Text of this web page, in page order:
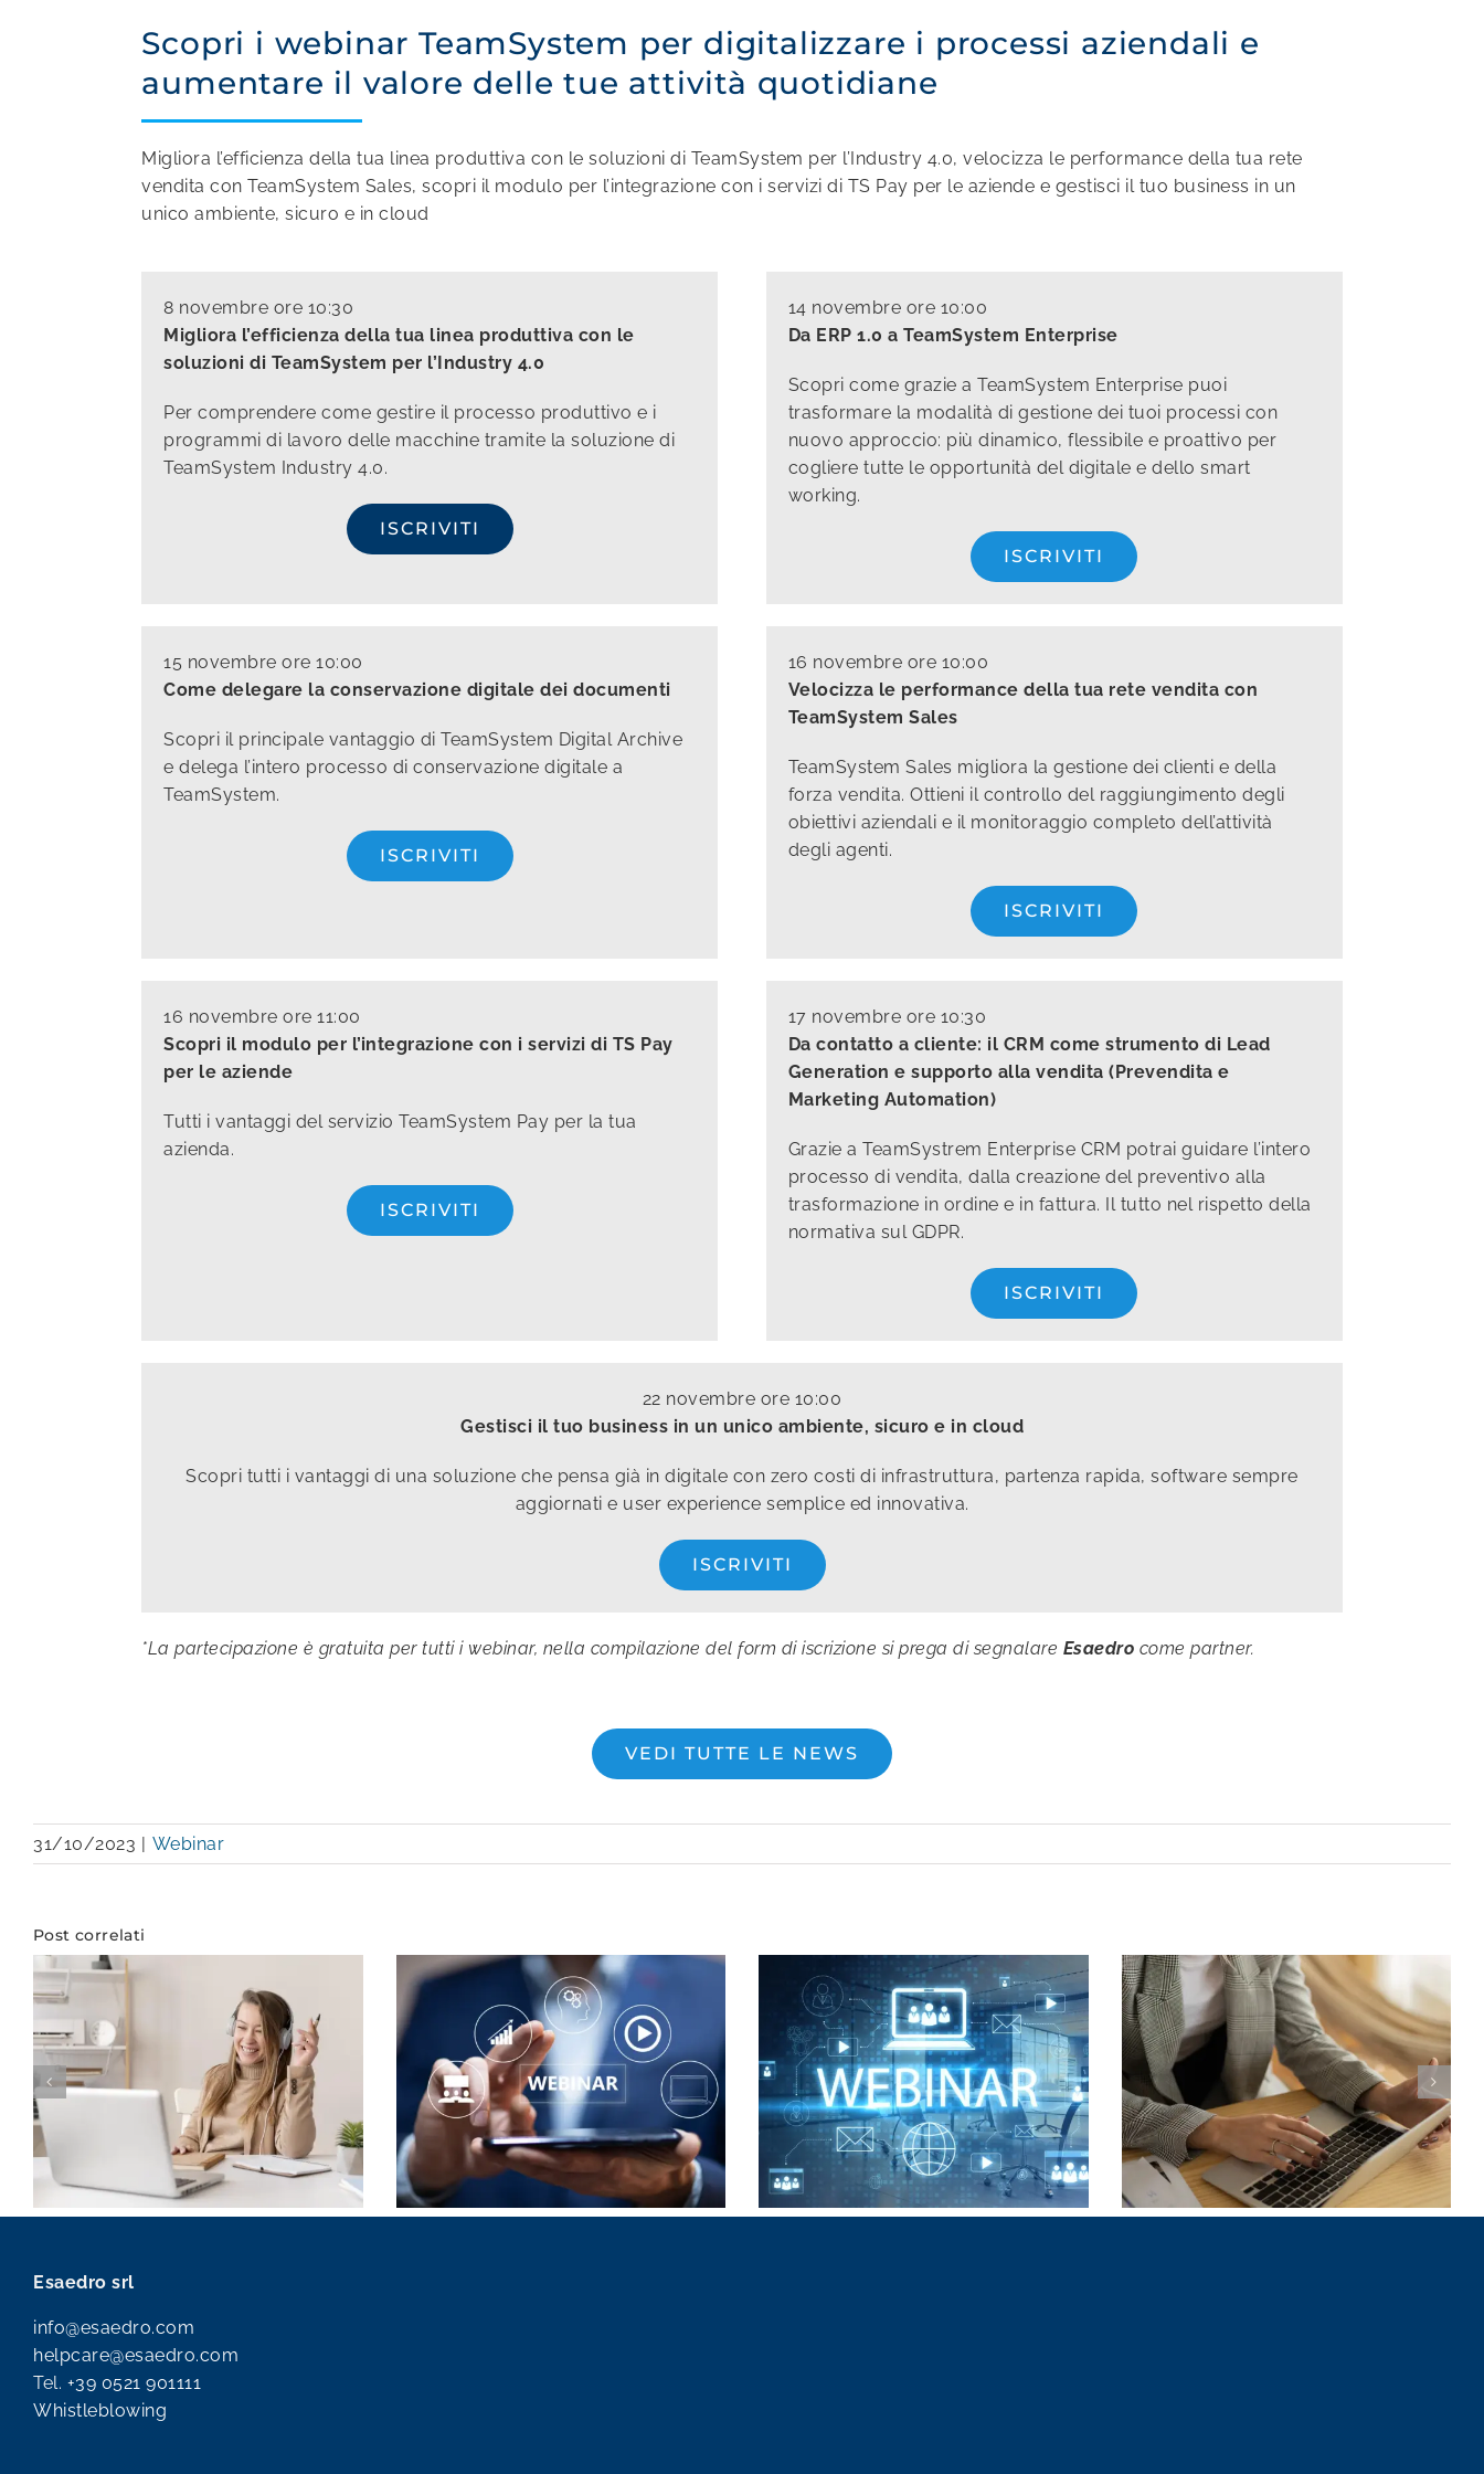
Scopri i webinar TeamSystem per digitalizzare i processi aziendali e
aumentare il valore delle tue attività quotidiane
Migliora l’efficienza della tua linea produttiva con le soluzioni di TeamSystem per l’Industry 4.0, velocizza le performance della tua rete
vendita con TeamSystem Sales, scopri il modulo per l’integrazione con i servizi di TS Pay per le aziende e gestisci il tuo business in un
unico ambiente, sicuro e in cloud
8 novembre ore 10:30
Migliora l’efficienza della tua linea produttiva con le
soluzioni di TeamSystem per l’Industry 4.0
Per comprendere come gestire il processo produttivo e i
programmi di lavoro delle macchine tramite la soluzione di
TeamSystem Industry 4.0.
ISCRIVITI
14 novembre ore 10:00
Da ERP 1.0 a TeamSystem Enterprise
Scopri come grazie a TeamSystem Enterprise puoi
trasformare la modalità di gestione dei tuoi processi con
nuovo approccio: più dinamico, flessibile e proattivo per
cogliere tutte le opportunità del digitale e dello smart
working.
ISCRIVITI
15 novembre ore 10:00
Come delegare la conservazione digitale dei documenti
Scopri il principale vantaggio di TeamSystem Digital Archive
e delega l’intero processo di conservazione digitale a
TeamSystem.
ISCRIVITI
16 novembre ore 10:00
Velocizza le performance della tua rete vendita con
TeamSystem Sales
TeamSystem Sales migliora la gestione dei clienti e della
forza vendita. Ottieni il controllo del raggiungimento degli
obiettivi aziendali e il monitoraggio completo dell’attività
degli agenti.
ISCRIVITI
16 novembre ore 11:00
Scopri il modulo per l’integrazione con i servizi di TS Pay
per le aziende
Tutti i vantaggi del servizio TeamSystem Pay per la tua
azienda.
ISCRIVITI
17 novembre ore 10:30
Da contatto a cliente: il CRM come strumento di Lead
Generation e supporto alla vendita (Prevendita e
Marketing Automation)
Grazie a TeamSystrem Enterprise CRM potrai guidare l’intero
processo di vendita, dalla creazione del preventivo alla
trasformazione in ordine e in fattura. Il tutto nel rispetto della
normativa sul GDPR.
ISCRIVITI
22 novembre ore 10:00
Gestisci il tuo business in un unico ambiente, sicuro e in cloud
Scopri tutti i vantaggi di una soluzione che pensa già in digitale con zero costi di infrastruttura, partenza rapida, software sempre
aggiornati e user experience semplice ed innovativa.
ISCRIVITI
*La partecipazione è gratuita per tutti i webinar, nella compilazione del form di iscrizione si prega di segnalare Esaedro come partner.
VEDI TUTTE LE NEWS
31/10/2023 Webinar
Post correlati
Webinar TeamSystem di
febbraio 2026
Webinar TeamSystem di
dicembre 2025
Webinar TeamSystem di
novembre 2025
Esaedro srl
info@esaedro.com
helpcare@esaedro.com
Tel. +39 0521 901111
Whistleblowing